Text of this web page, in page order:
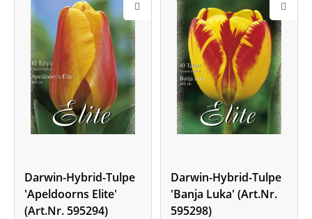
Darwin-Hybrid-Tulpe
'Apeldoorns Elite'
(Art.Nr. 595294)
Darwin-Hybrid-Tulpe
'Banja Luka' (Art.Nr.
595298)